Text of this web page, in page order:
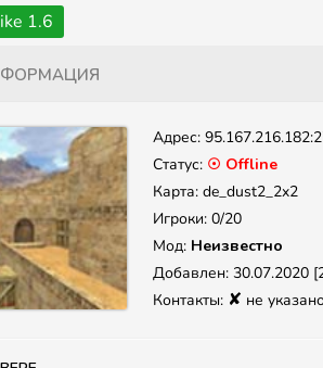
1.6
Адрес:
Статус: ☉ Offline
Карта: de_dust2_2x2
Игроки: 0/20
Мод: Неизвестно
Добавлен: 30.07.2020
Контакты: ✘ не